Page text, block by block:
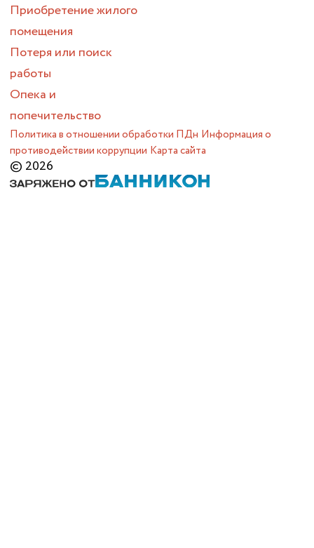
Приобретение жилого
помещения
Потеря или поиск
работы
Опека и
попечительство
Политика в отношении обработки ПДн Информация о
противодействии коррупции Карта сайта
© 2026